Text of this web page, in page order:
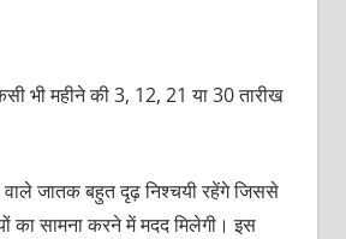
भी महीने की 3, 12, 21 या 30 तारीख
जातक बहुत दृढ़ निश्‍चयी रहेंगे जिससे
का सामना करने में मदद मिलेगी। इस